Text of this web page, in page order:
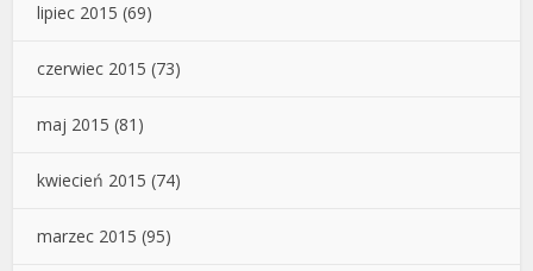
lipiec 2015 (69)
czerwiec 2015 (73)
maj 2015 (81)
kwiecień 2015 (74)
marzec 2015 (95)